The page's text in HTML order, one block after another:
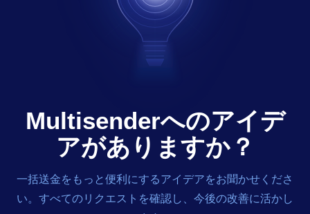
Multisenderへのアイデ
アがありますか？
一括送金をもっと便利にするアイデアをお聞かせくださ
い。すべてのリクエストを確認し、今後の改善に活かし